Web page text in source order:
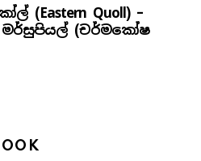
(Eastern Quoll) –
(චර්මකෝෂ